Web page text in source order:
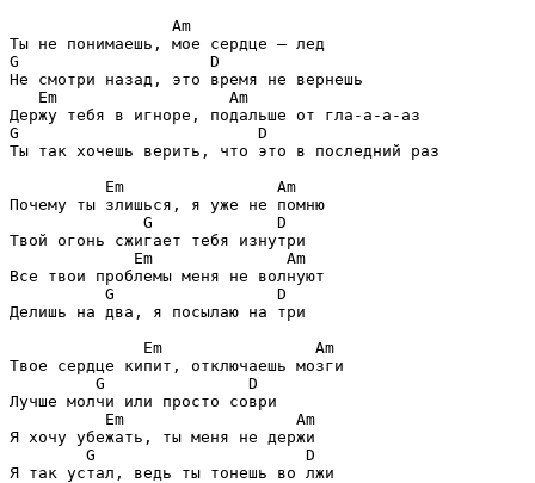
                 Am
G                    D
   Em                  Am
G                         D
Ты так хочешь верить, что это в последний раз
          Em                Am
              G             D
             Em              Am
          G                 D
Делишь на два, я посылаю на три
              Em                Am
         G               D
          Em                  Am
        G                      D
Я так устал, ведь ты тонешь во лжи